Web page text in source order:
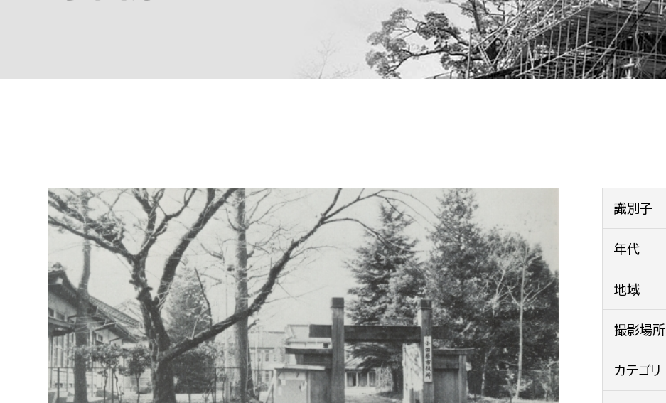
妊産婦
傷病者
事業者
労働者
求職者
外国人
福祉・健康
環境・エネルギー
文化・生涯学習
市民活動・地域づくり
行政経営
観光
消防
市民税課
資産税課
戸籍住民課
小田原城総合管理事務所
福祉健康部
福祉政策課
生活援護課
高齢介護課
障がい福祉課
子ども若者部
子ども政策課
子ども若者支援課
保育課
経済部
産業政策課
観光課
農政課
水産海浜課
識別子
年代
地域
撮影場所
カテゴリ